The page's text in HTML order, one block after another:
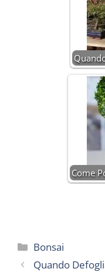
Come
Categorie
Bonsai
Quando